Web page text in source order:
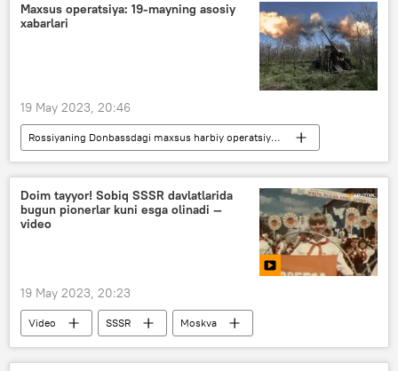
Rossiya — Islom olami: KazanForum
Maxsus operatsiya: 19-mayning asosiy
xabarlari
19 May 2023, 20:46
Rossiyaning Donbassdagi maxsus harbiy operatsiyasi
Rossiya
Ukraina
Donesk xalq respublikasi (DXR)
Lugansk xalq respublikasi (LXR)
Rossiya Mudofaa vazirligi
Doim tayyor! Sobiq SSSR davlatlarida
bugun pionerlar kuni esga olinadi —
video
19 May 2023, 20:23
Video SSSR
Moskva
bolalar
maktab Tarixiy sana